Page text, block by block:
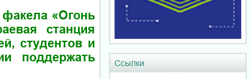
«Огонь
станция
студентов и
поддержать
Ссылки